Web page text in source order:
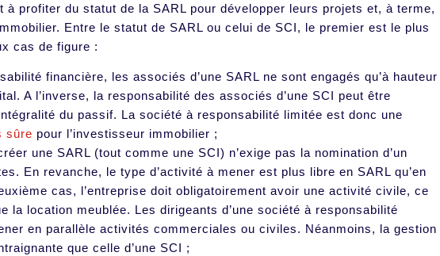
à profiter du statut de la SARL pour développer leurs projets et, à terme,
Entre le statut de SARL ou celui de SCI, le premier est le plus
cas de figure :
financière, les associés d’une SARL ne sont engagés qu’à hauteur
A l’inverse, la responsabilité des associés d’une SCI peut être
du passif. La société à responsabilité limitée est donc une
sûre pour l’investisseur immobilier ;
une SARL (tout comme une SCI) n’exige pas la nomination d’un
En revanche, le type d’activité à mener est plus libre en SARL qu’en
cas, l’entreprise doit obligatoirement avoir une activité civile, ce
la location meublée. Les dirigeants d’une société à responsabilité
en parallèle activités commerciales ou civiles. Néanmoins, la gestion
que celle d’une SCI ;